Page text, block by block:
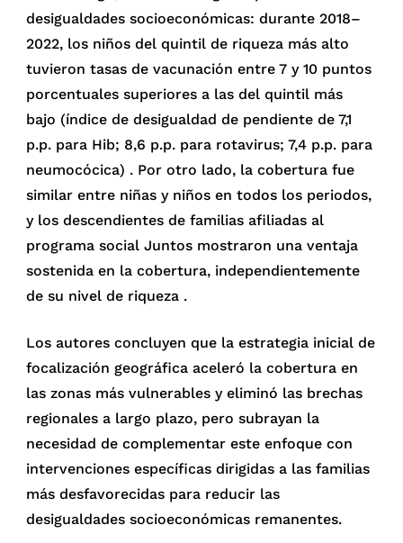
desigualdades socioeconómicas: durante 2018–
2022, los niños del quintil de riqueza más alto
tuvieron tasas de vacunación entre 7 y 10 puntos
porcentuales superiores a las del quintil más
bajo (índice de desigualdad de pendiente de 7,1
p.p. para Hib; 8,6 p.p. para rotavirus; 7,4 p.p. para
neumocócica) . Por otro lado, la cobertura fue
similar entre niñas y niños en todos los periodos,
y los descendientes de familias afiliadas al
programa social Juntos mostraron una ventaja
sostenida en la cobertura, independientemente
de su nivel de riqueza .
Los autores concluyen que la estrategia inicial de
focalización geográfica aceleró la cobertura en
las zonas más vulnerables y eliminó las brechas
regionales a largo plazo, pero subrayan la
necesidad de complementar este enfoque con
intervenciones específicas dirigidas a las familias
más desfavorecidas para reducir las
desigualdades socioeconómicas remanentes.